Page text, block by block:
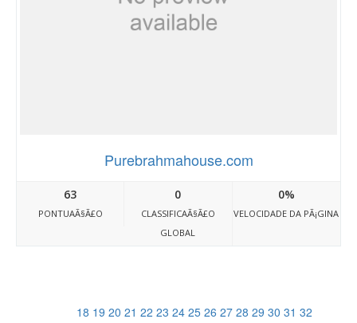
Purebrahmahouse.com
63
PONTUAÃ§Ã£O
0
CLASSIFICAÃ§Ã£O
GLOBAL
0%
VELOCIDADE DA PÃ¡GINA
18 19 20 21 22 23 24 25 26 27 28 29 30 31 32